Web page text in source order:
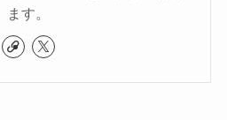
ます。